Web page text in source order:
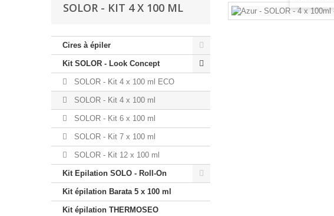
SOLOR - KIT 4 X 100 ML
Cires à épiler
Kit SOLOR - Look Concept
SOLOR - Kit 4 x 100 ml ECO
SOLOR - Kit 4 x 100 ml
SOLOR - Kit 6 x 100 ml
SOLOR - Kit 7 x 100 ml
SOLOR - Kit 12 x 100 ml
Kit Epilation SOLO - Roll-On
Kit épilation Barata 5 x 100 ml
Kit épilation THERMOSEO